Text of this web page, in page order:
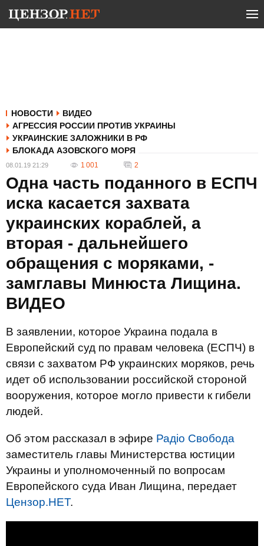
НОВОСТИ
ВИДЕО
АГРЕССИЯ РОССИИ ПРОТИВ УКРАИНЫ
УКРАИНСКИЕ ЗАЛОЖНИКИ В РФ
БЛОКАДА АЗОВСКОГО МОРЯ
08.01.19 21:29 1 001 2
Одна часть поданного в ЕСПЧ
иска касается захвата
украинских кораблей, а
вторая - дальнейшего
обращения с моряками, -
замглавы Минюста Лищина.
ВИДЕО
В заявлении, которое Украина подала в
Европейский суд по правам человека (ЕСПЧ) в
связи с захватом РФ украинских моряков, речь
идет об использовании российской стороной
вооружения, которое могло привести к гибели
людей.
Об этом рассказал в эфире Радіо Свобода
заместитель главы Министерства юстиции
Украины и уполномоченный по вопросам
Европейского суда Иван Лищина, передает
Цензор.НЕТ.